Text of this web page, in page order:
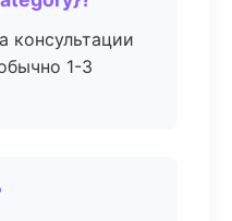
консультации
1-3